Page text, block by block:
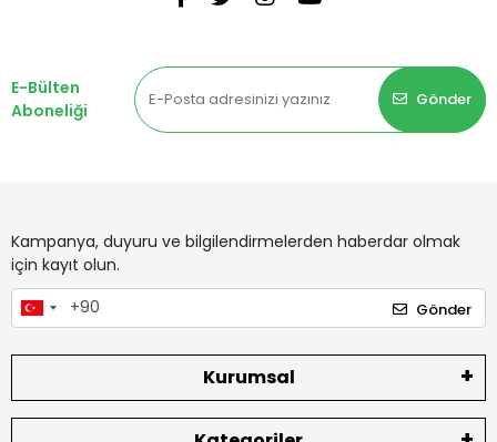
E-Bülten
Aboneliği
Gönder
Kampanya, duyuru ve bilgilendirmelerden haberdar olmak
için kayıt olun.
Gönder
Kurumsal